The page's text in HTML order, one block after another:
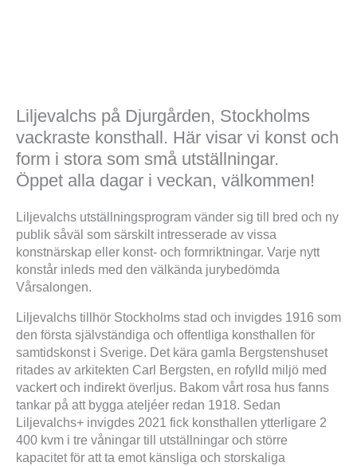
Liljevalchs på Djurgården, Stockholms
vackraste konsthall. Här visar vi konst och
form i stora som små utställningar.
Öppet alla dagar i veckan, välkommen!
Liljevalchs utställningsprogram vänder sig till bred och ny
publik såväl som särskilt intresserade av vissa
konstnärskap eller konst- och formriktningar. Varje nytt
konstår inleds med den välkända jurybedömda
Vårsalongen.
Liljevalchs tillhör Stockholms stad och invigdes 1916 som
den första självständiga och offentliga konsthallen för
samtidskonst i Sverige. Det kära gamla Bergstenshuset
ritades av arkitekten Carl Bergsten, en rofylld miljö med
vackert och indirekt överljus. Bakom vårt rosa hus fanns
tankar på att bygga ateljéer redan 1918. Sedan
Liljevalchs+ invigdes 2021 fick konsthallen ytterligare 2
400 kvm i tre våningar till utställningar och större
kapacitet för att ta emot känsliga och storskaliga